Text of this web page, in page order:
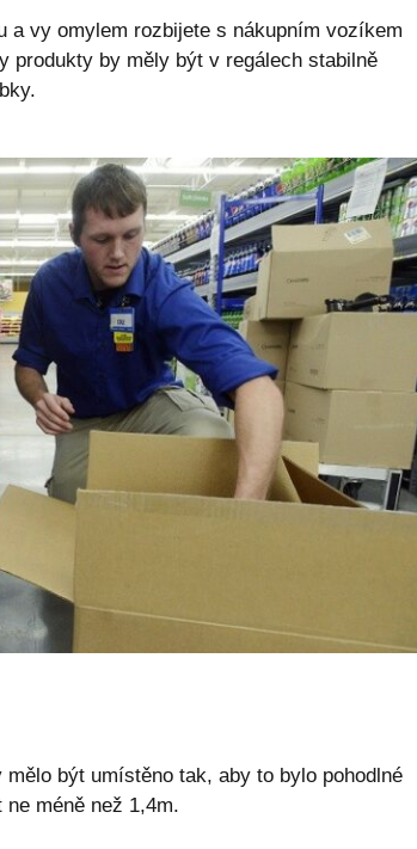
a vy omylem rozbijete s nákupním vozíkem
produkty by měly být v regálech stabilně
být umístěno tak, aby to bylo pohodlné
méně než 1,4m.